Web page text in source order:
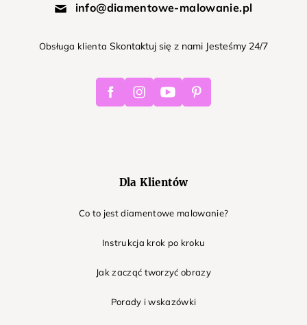
info@diamentowe-malowanie.pl
Obsługa klienta Skontaktuj się z nami Jesteśmy 24/7
FacebookInstagramYoutube Pinterest
Dla Klientów
Co to jest diamentowe malowanie?
Instrukcja krok po kroku
Jak zacząć tworzyć obrazy
Porady i wskazówki